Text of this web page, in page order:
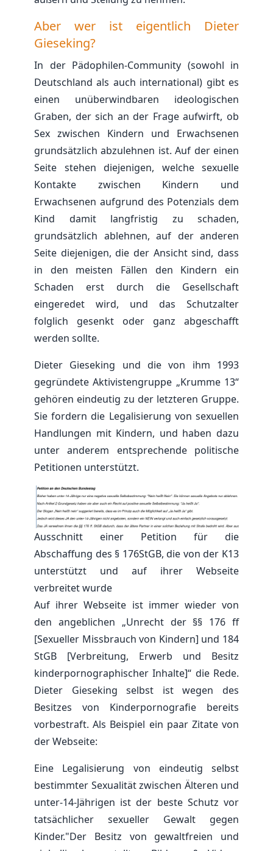
Aber wer ist eigentlich Dieter
Gieseking?
In der Pädophilen-Community (sowohl in
Deutschland als auch international) gibt es
einen unüberwindbaren ideologischen
Graben, der sich an der Frage aufwirft, ob
Sex zwischen Kindern und Erwachsenen
grundsätzlich abzulehnen ist. Auf der einen
Seite stehen diejenigen, welche sexuelle
Kontakte zwischen Kindern und
Erwachsenen aufgrund des Potenzials dem
Kind damit langfristig zu schaden,
grundsätzlich ablehnen, auf der anderen
Seite diejenigen, die der Ansicht sind, dass
in den meisten Fällen den Kindern ein
Schaden erst durch die Gesellschaft
eingeredet wird, und das Schutzalter
folglich gesenkt oder ganz abgeschafft
werden sollte.
Dieter Gieseking und die von ihm 1993
gegründete Aktivistengruppe „Krumme 13“
gehören eindeutig zu der letzteren Gruppe.
Sie fordern die Legalisierung von sexuellen
Handlungen mit Kindern, und haben dazu
unter anderem entsprechende politische
Petitionen unterstützt.
Ausschnitt einer Petition für die
Abschaffung des § 176StGB, die von der K13
unterstützt und auf ihrer Webseite
verbreitet wurde
Auf ihrer Webseite ist immer wieder von
den angeblichen „Unrecht der §§ 176 ff
[Sexueller Missbrauch von Kindern] und 184
StGB [Verbreitung, Erwerb und Besitz
kinderpornographischer Inhalte]“ die Rede.
Dieter Gieseking selbst ist wegen des
Besitzes von Kinderpornografie bereits
vorbestraft. Als Beispiel ein paar Zitate von
der Webseite:
Eine Legalisierung von eindeutig selbst
bestimmter Sexualität zwischen Älteren und
unter-14-Jährigen ist der beste Schutz vor
tatsächlicher sexueller Gewalt gegen
Kinder."Der Besitz von gewaltfreien und